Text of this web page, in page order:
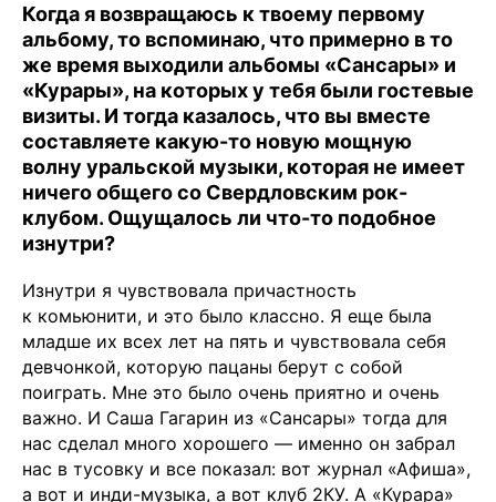
Когда я возвращаюсь к твоему первому
альбому, то вспоминаю, что примерно в то
же время выходили альбомы «Сансары» и
«Курары», на которых у тебя были гостевые
визиты. И тогда казалось, что вы вместе
составляете какую-то новую мощную
волну уральской музыки, которая не имеет
ничего общего со Свердловским рок-
клубом. Ощущалось ли что-то подобное
изнутри?
Изнутри я чувствовала причастность
к комьюнити, и это было классно. Я еще была
младше их всех лет на пять и чувствовала себя
девчонкой, которую пацаны берут с собой
поиграть. Мне это было очень приятно и очень
важно. И Саша Гагарин из «Сансары» тогда для
нас сделал много хорошего — именно он забрал
нас в тусовку и все показал: вот журнал «Афиша»,
а вот и инди-музыка, а вот клуб 2КУ. А «Курара»